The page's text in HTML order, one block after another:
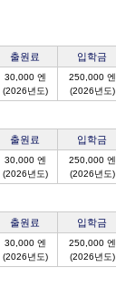
출원료 입학금
30,000 엔
(2026년도)
250,000 엔
(2026년도)
출원료 입학금
30,000 엔
(2026년도)
250,000 엔
(2026년도)
출원료 입학금
30,000 엔
(2026년도)
250,000 엔
(2026년도)